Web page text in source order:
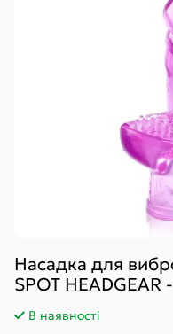
Насадка для
SPOT
В наявності